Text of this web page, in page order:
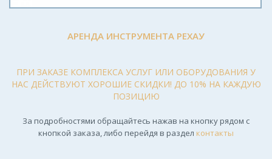
АРЕНДА ИНСТРУМЕНТА РЕХАУ
ПРИ ЗАКАЗЕ КОМПЛЕКСА УСЛУГ ИЛИ ОБОРУДОВАНИЯ У
НАС ДЕЙСТВУЮТ ХОРОШИЕ СКИДКИ! ДО 10% НА КАЖДУЮ
ПОЗИЦИЮ
За подробностями обращайтесь нажав на кнопку рядом с
кнопкой заказа, либо перейдя в раздел контакты